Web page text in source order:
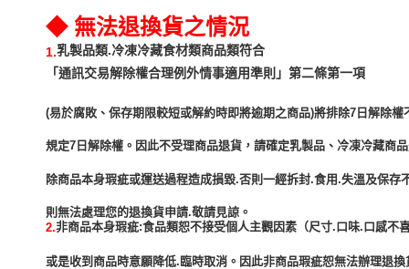
◆ 無法退換貨之情況
1.乳製品類.冷凍冷藏食材類商品類符合
「通訊交易解除權合理例外情事適用準則」第二條第一項
(易於腐敗、保存期限較短或解約時即將逾期之商品)將排除7日解除權
規定7日解除權。因此不受理商品退貨，請確定乳製品、冷凍冷藏商
除商品本身瑕疵或運送過程造成損毀.否則一經拆封.食用.失溫及保存
2.非商品本身瑕疵:食品類恕不接受個人主觀因素（尺寸.口味.口感不
或是收到商品時意願降低.臨時取消。因此非商品瑕疵恕無法辦理退